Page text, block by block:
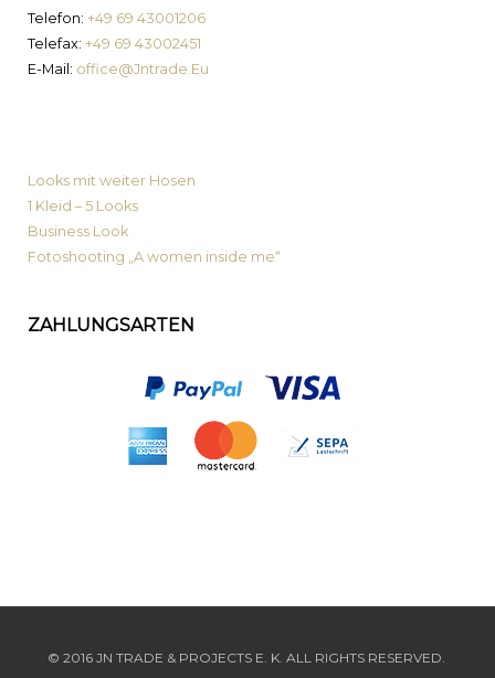
Telefon: +49 69 43001206
Telefax: +49 69 43002451
E-Mail: office@Jntrade.Eu
Looks mit weiter Hosen
1 Kleid – 5 Looks
Business Look
Fotoshooting „A women inside me“
ZAHLUNGSARTEN
© 2016 JN TRADE & PROJECTS E. K. ALL RIGHTS RESERVED.